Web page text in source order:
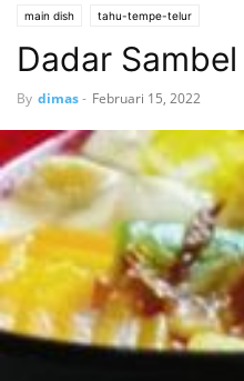
main dish tahu-tempe-telur
Dadar
By dimas- Februari 15, 2022